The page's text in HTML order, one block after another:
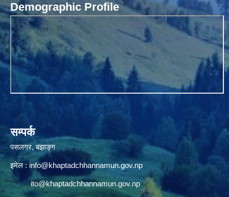
Demographic Profile
सम्पर्क
पसलगर, बझाङ्ग
इमेल : info@khaptadchhannamun.gov.np
ito@khaptadchhannamun.gov.np